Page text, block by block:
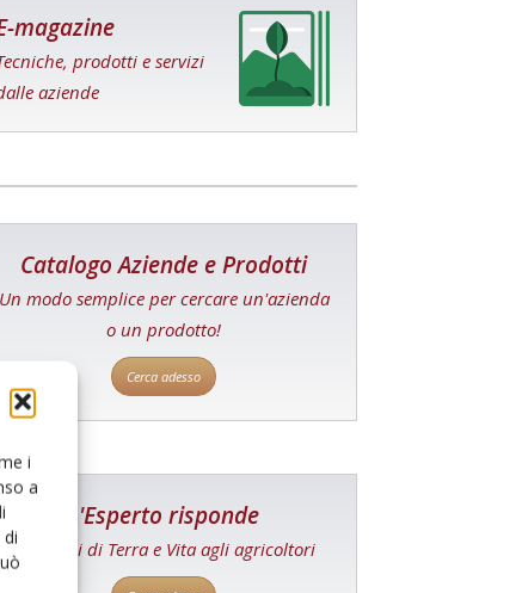
i
a
magazine
prodotti e servizi
aziende
Catalogo Aziende e Prodotti
Un modo semplice per cercare un'azienda
o un prodotto!
Cerca adesso
L'Esperto risponde
I consigli di Terra e Vita agli agricoltori